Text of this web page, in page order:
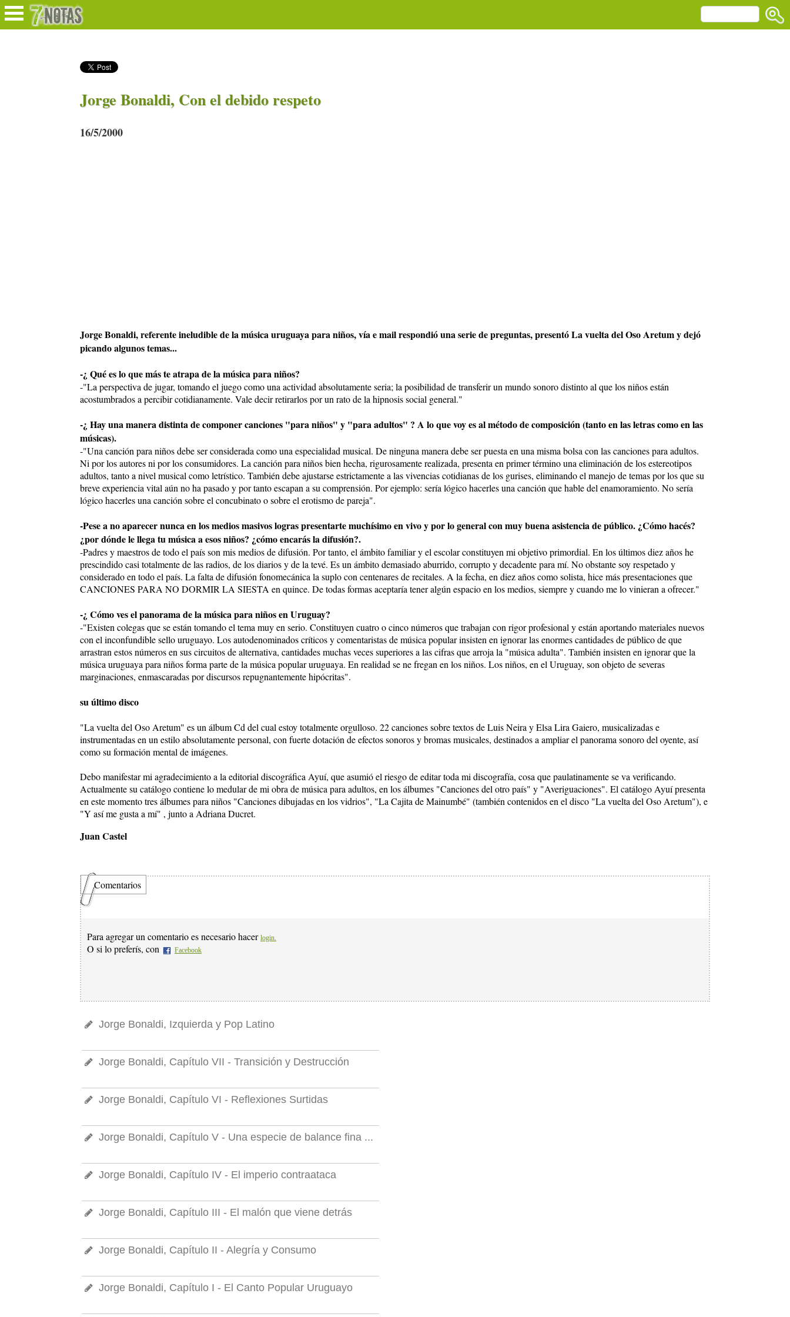
Jorge Bonaldi, Con el debido respeto
16/5/2000
Jorge Bonaldi, referente ineludible de la música uruguaya para niños, vía e mail respondió una serie de preguntas, presentó La vuelta del Oso Aretum y dejó
picando algunos temas...
-¿ Qué es lo que más te atrapa de la música para niños?
-"La perspectiva de jugar, tomando el juego como una actividad absolutamente seria; la posibilidad de transferir un mundo sonoro distinto al que los niños están
acostumbrados a percibir cotidianamente. Vale decir retirarlos por un rato de la hipnosis social general."
-¿ Hay una manera distinta de componer canciones "para niños" y "para adultos" ? A lo que voy es al método de composición (tanto en las letras como en las
músicas).
-"Una canción para niños debe ser considerada como una especialidad musical. De ninguna manera debe ser puesta en una misma bolsa con las canciones para adultos.
Ni por los autores ni por los consumidores. La canción para niños bien hecha, rigurosamente realizada, presenta en primer término una eliminación de los estereotipos
adultos, tanto a nivel musical como letrístico. También debe ajustarse estrictamente a las vivencias cotidianas de los gurises, eliminando el manejo de temas por los que su
breve experiencia vital aún no ha pasado y por tanto escapan a su comprensión. Por ejemplo: sería lógico hacerles una canción que hable del enamoramiento. No sería
lógico hacerles una canción sobre el concubinato o sobre el erotismo de pareja".
-Pese a no aparecer nunca en los medios masivos logras presentarte muchísimo en vivo y por lo general con muy buena asistencia de público. ¿Cómo hacés?
¿por dónde le llega tu música a esos niños? ¿cómo encarás la difusión?.
-Padres y maestros de todo el país son mis medios de difusión. Por tanto, el ámbito familiar y el escolar constituyen mi objetivo primordial. En los últimos diez años he
prescindido casi totalmente de las radios, de los diarios y de la tevé. Es un ámbito demasiado aburrido, corrupto y decadente para mí. No obstante soy respetado y
considerado en todo el país. La falta de difusión fonomecánica la suplo con centenares de recitales. A la fecha, en diez años como solista, hice más presentaciones que
CANCIONES PARA NO DORMIR LA SIESTA en quince. De todas formas aceptaría tener algún espacio en los medios, siempre y cuando me lo vinieran a ofrecer."
-¿ Cómo ves el panorama de la música para niños en Uruguay?
-"Existen colegas que se están tomando el tema muy en serio. Constituyen cuatro o cinco números que trabajan con rigor profesional y están aportando materiales nuevos
con el inconfundible sello uruguayo. Los autodenominados críticos y comentaristas de música popular insisten en ignorar las enormes cantidades de público de que
arrastran estos números en sus circuitos de alternativa, cantidades muchas veces superiores a las cifras que arroja la "música adulta". También insisten en ignorar que la
música uruguaya para niños forma parte de la música popular uruguaya. En realidad se ne fregan en los niños. Los niños, en el Uruguay, son objeto de severas
marginaciones, enmascaradas por discursos repugnantemente hipócritas".
su último disco
"La vuelta del Oso Aretum" es un álbum Cd del cual estoy totalmente orgulloso. 22 canciones sobre textos de Luis Neira y Elsa Lira Gaiero, musicalizadas e
instrumentadas en un estilo absolutamente personal, con fuerte dotación de efectos sonoros y bromas musicales, destinados a ampliar el panorama sonoro del oyente, así
como su formación mental de imágenes.
Debo manifestar mi agradecimiento a la editorial discográfica Ayuí, que asumió el riesgo de editar toda mi discografía, cosa que paulatinamente se va verificando.
Actualmente su catálogo contiene lo medular de mi obra de música para adultos, en los álbumes "Canciones del otro país" y "Averiguaciones". El catálogo Ayuí presenta
en este momento tres álbumes para niños "Canciones dibujadas en los vidrios", "La Cajita de Mainumbé" (también contenidos en el disco "La vuelta del Oso Aretum"), e
"Y así me gusta a mí" , junto a Adriana Ducret.
Juan Castel
Comentarios
Para agregar un comentario es necesario hacer login.
O si lo preferís, con Facebook
Jorge Bonaldi, Izquierda y Pop Latino
Jorge Bonaldi, Capítulo VII - Transición y Destrucción
Jorge Bonaldi, Capítulo VI - Reflexiones Surtidas
Jorge Bonaldi, Capítulo V - Una especie de balance fina ...
Jorge Bonaldi, Capítulo IV - El imperio contraataca
Jorge Bonaldi, Capítulo III - El malón que viene detrás
Jorge Bonaldi, Capítulo II - Alegría y Consumo
Jorge Bonaldi, Capítulo I - El Canto Popular Uruguayo